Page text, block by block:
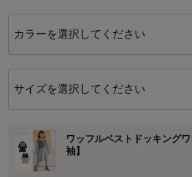
カラーを選択してください
サイズを選択してください
ワッフルベストドッキング
袖】